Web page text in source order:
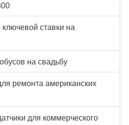
ставки на
на свадьбу
ремонта американских
для коммерческого